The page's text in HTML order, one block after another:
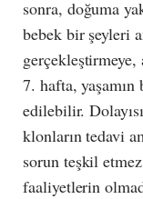
sonra, doğuma
bebek bir şeyleri
gerçekleştirmeye,
7. hafta, yaşamın
edilebilir.
klonların tedavi
sorun teşkil
faaliyetlerin